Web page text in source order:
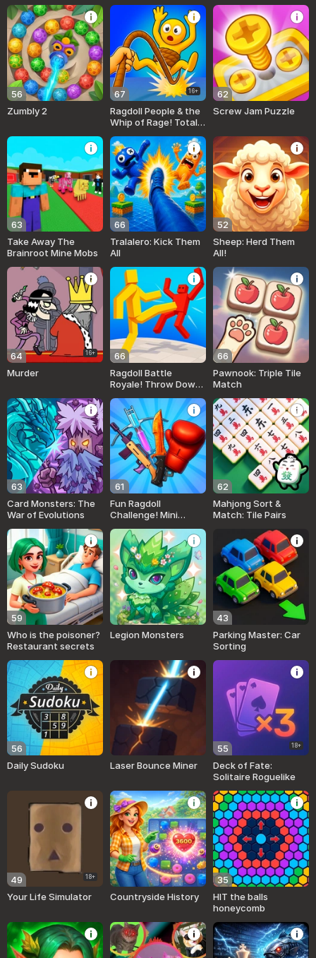
56
Zumbly 2
67 16+
Ragdoll People & the
Whip of Rage! Total
62
Screw Jam Puzzle
63
Take Away The
Brainroot Mine Mobs
66
Tralalero: Kick Them
All
52
Sheep: Herd Them
All!
64 16+
Murder
66
Ragdoll Battle
Royale! Throw Down
66
Pawnook: Triple Tile
Match
63
Card Monsters: The
War of Evolutions
61
Fun Ragdoll
Challenge! Mini
62
Mahjong Sort &
Match: Tile Pairs
59
Who is the poisoner?
Restaurant secrets
Legion Monsters
43
Parking Master: Car
Sorting
56
Daily Sudoku
Laser Bounce Miner
55 18+
Deck of Fate:
Solitaire Roguelike
49 18+
Your Life Simulator Countryside History
35
HIT the balls
honeycomb